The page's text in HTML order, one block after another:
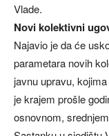
Vlade.
Novi kolektivni
Najavio je da će
parametara novih
javnu upravu,
je krajem prošle
osnovnom,